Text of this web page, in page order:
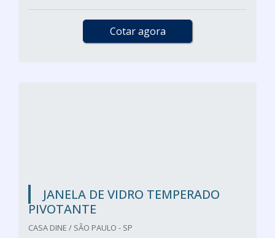
Cotar agora
JANELA DE VIDRO TEMPERADO
PIVOTANTE
CASA DINE / SÃO PAULO - SP